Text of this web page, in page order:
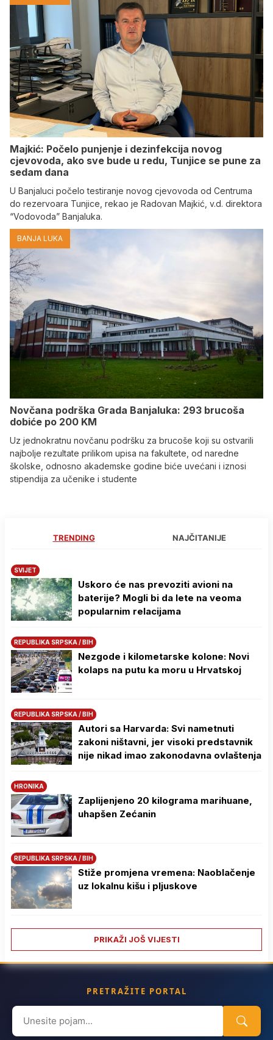
Majkić: Počelo punjenje i dezinfekcija novog
cjevovoda, ako sve bude u redu, Tunjice se pune za
sedam dana
U Banjaluci počelo testiranje novog cjevovoda od Centruma
do rezervoara Tunjice, rekao je Radovan Majkić, v.d. direktora
“Vodovoda” Banjaluka.
BANJA LUKA
Novčana podrška Grada Banjaluka: 293 brucoša
dobiće po 200 KM
Uz jednokratnu novčanu podršku za brucoše koji su ostvarili
najbolje rezultate prilikom upisa na fakultete, od naredne
školske, odnosno akademske godine biće uvećani i iznosi
stipendija za učenike i studente
TRENDING NAJČITANIJE
SVIJET
Uskoro će nas prevoziti avioni na
baterije? Mogli bi da lete na veoma
popularnim relacijama
REPUBLIKA SRPSKA / BIH
Nezgode i kilometarske kolone: Novi
kolaps na putu ka moru u Hrvatskoj
REPUBLIKA SRPSKA / BIH
Autori sa Harvarda: Svi nametnuti
zakoni ništavni, jer visoki predstavnik
nije nikad imao zakonodavna ovlaštenja
HRONIKA
Zaplijenjeno 20 kilograma marihuane,
uhapšen Zećanin
REPUBLIKA SRPSKA / BIH
Stiže promjena vremena: Naoblačenje
uz lokalnu kišu i pljuskove
PRIKAŽI JOŠ VIJESTI
PRETRAŽITE PORTAL
Search
for: